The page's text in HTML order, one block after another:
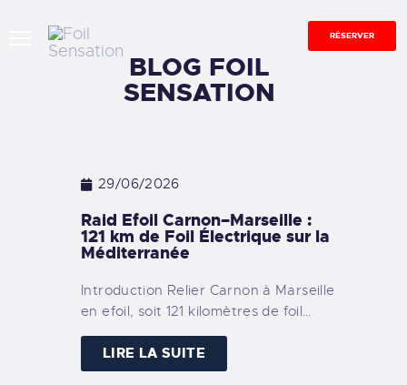
RÉSERVER
OVERBOAT
FLITE SCOOTER
ENTREPRISES &
ÉVÉNEMENTS
CONTACT
BONS CADEAUX
BLOG
BLOG FOIL
SENSATION
29/06/2026
Raid Efoil Carnon–Marseille :
121 km de Foil Électrique sur la
Méditerranée
Introduction Relier Carnon à Marseille
en efoil, soit 121 kilomètres de foil…
LIRE LA SUITE